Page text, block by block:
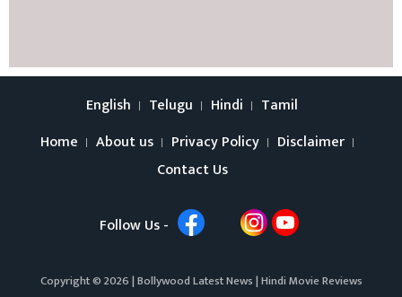
English Telugu Hindi
Tamil
Home
About us Privacy Policy
Disclaimer
Contact Us
Follow Us -
Copyright © 2026 |Bollywood Latest News|Hindi Movie Reviews